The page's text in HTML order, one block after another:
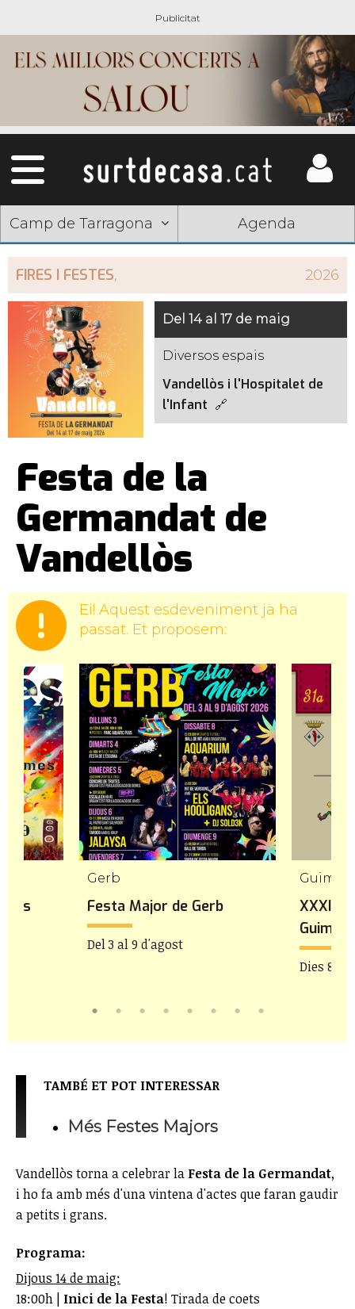
Camp de Tarragona Agenda
FIRES I FESTES, 2026
Del 14 al 17 de maig
Diversos espais
Vandellòs i l'Hospitalet de
l'Infant
Festa de la
Germandat de
Vandellòs
Ei! Aquest esdeveniment ja ha
passat. Et proposem:
Gerb
Festa Major de Gerb
Del 3 al 9 d'agost
XXXIa
Guimerà
Dies 8 i
TAMBÉ ET POT INTERESSAR
Més Festes Majors
Vandellòs torna a celebrar la Festa de la Germandat,
i ho fa amb més d'una vintena d'actes que faran gaudir
a petits i grans.
Programa:
Dijous 14 de maig:
18:00h | Inici de la Festa! Tirada de coets